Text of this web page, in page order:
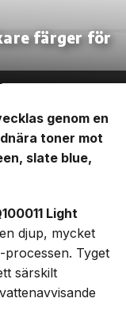
färger för
genom en
toner mot
slate blue,
Light
djup, mycket
Tyget
särskilt